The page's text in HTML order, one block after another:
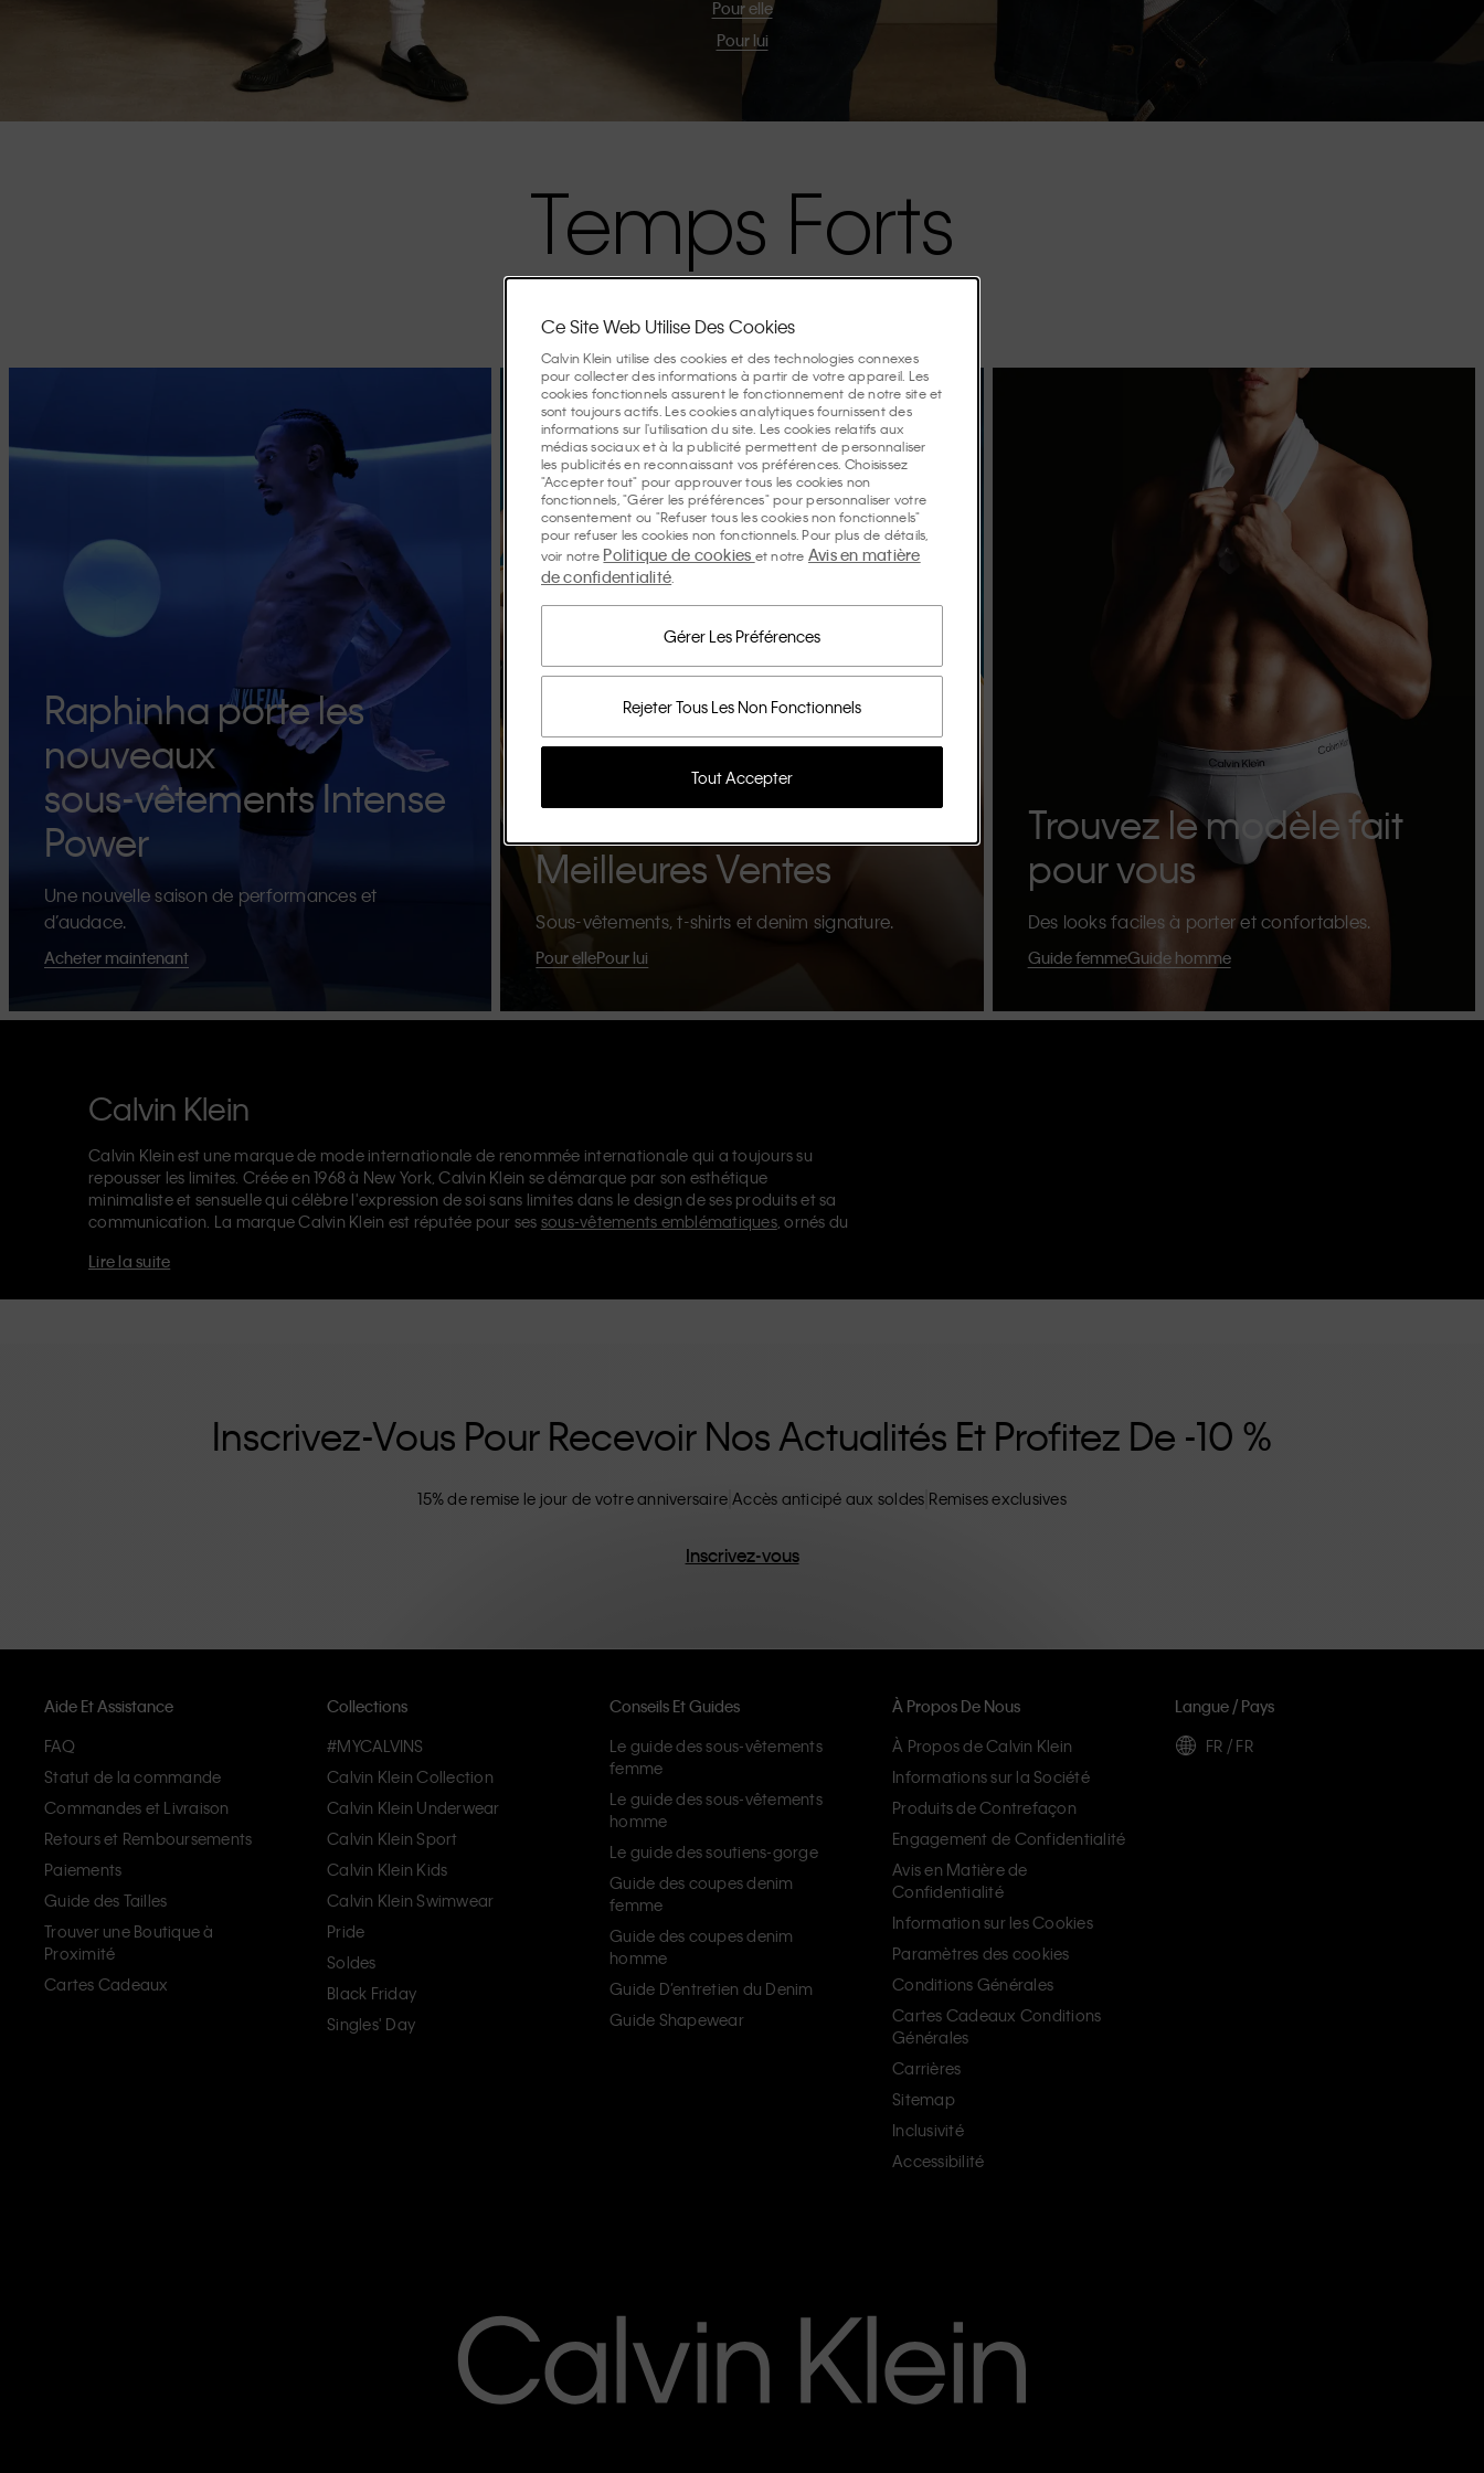
Pour elle
Pour lui
Temps Forts
Raphinha porte les
nouveaux
sous-vêtements Intense
Power
Une nouvelle saison de performances et
d’audace.
Acheter maintenant
Meilleures Ventes
Sous-vêtements, t-shirts et denim signature.
Pour ellePour lui
Trouvez le modèle fait
pour vous
Des looks faciles à porter et confortables.
Guide femmeGuide homme
Calvin Klein
Calvin Klein est une marque de mode internationale de renommée internationale qui a toujours su
repousser les limites. Créée en 1968 à New York, Calvin Klein se démarque par son esthétique
minimaliste et sensuelle qui célèbre l'expression de soi sans limites dans le design de ses produits et sa
communication. La marque Calvin Klein est réputée pour ses sous-vêtements emblématiques, ornés du
années 90. Calvin Klein propose également des
Lire la suite
Inscrivez-Vous Pour Recevoir Nos Actualités Et Profitez De -10 %
15% de remise le jour de votre anniversaire Accès anticipé aux soldes Remises exclusives
Inscrivez-vous
Aide Et Assistance
FAQ
Statut de la commande
Commandes et Livraison
Retours et Remboursements
Paiements
Guide des Tailles
Trouver une Boutique à
Proximité
Cartes Cadeaux
Collections
#MYCALVINS
Calvin Klein Collection
Calvin Klein Underwear
Calvin Klein Sport
Calvin Klein Kids
Calvin Klein Swimwear
Pride
Soldes
Black Friday
Singles' Day
Conseils Et Guides
Le guide des sous-vêtements
femme
Le guide des sous-vêtements
homme
Le guide des soutiens-gorge
Guide des coupes denim
femme
Guide des coupes denim
homme
Guide D’entretien du Denim
Guide Shapewear
À Propos De Nous
À Propos de Calvin Klein
Informations sur la Société
Produits de Contrefaçon
Engagement de Confidentialité
Avis en Matière de
Confidentialité
Information sur les Cookies
Paramètres des cookies
Conditions Générales
Cartes Cadeaux Conditions
Générales
Carrières
Sitemap
Inclusivité
Accessibilité
Langue / Pays
FR / FR
Ce Site Web Utilise Des Cookies
Calvin Klein utilise des cookies et des technologies connexes
pour collecter des informations à partir de votre appareil. Les
cookies fonctionnels assurent le fonctionnement de notre site et
sont toujours actifs. Les cookies analytiques fournissent des
informations sur l'utilisation du site. Les cookies relatifs aux
médias sociaux et à la publicité permettent de personnaliser
les publicités en reconnaissant vos préférences. Choisissez
"Accepter tout" pour approuver tous les cookies non
fonctionnels, "Gérer les préférences" pour personnaliser votre
consentement ou "Refuser tous les cookies non fonctionnels"
pour refuser les cookies non fonctionnels. Pour plus de détails,
voir notre Politique de cookies et notre Avis en matière
de confidentialité
Rejeter Tous Les Non Fonctionnels
Gérer Les Préférences
Tout Accepter